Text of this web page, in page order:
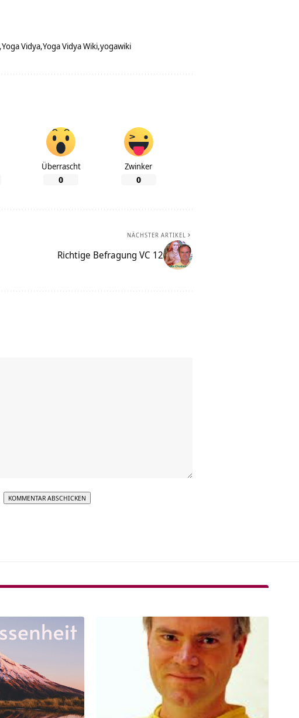
Yoga Vidya Yoga Vidya Wiki yogawiki
Überrascht
0
Zwinker
0
NÄCHSTER ARTIKEL
Richtige Befragung VC 12